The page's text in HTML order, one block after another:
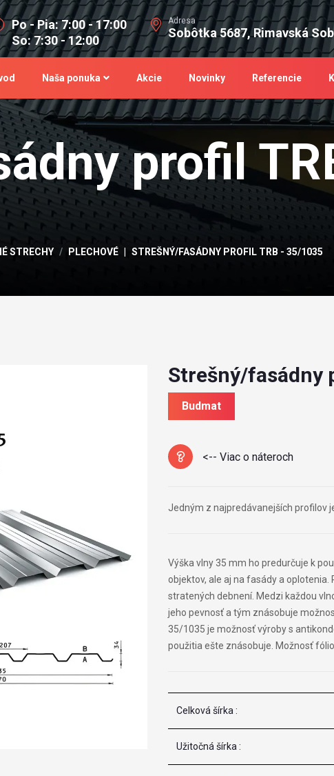
Po - Pia: 7:00 - 17:00
So: 7:30 - 12:00
Adresa
Sobôtka 5687, Rimavská
Naša ponuka Akcie Novinky Referencie
profil
STRECHY PLECHOVÉ STREŠNÝ/FASÁDNY PROFIL TRB - 35/1035
Strešný/fasádny
Budmat
<-- Viac o náteroch
Jedným z najpredávanejších profilov
Výška vlny 35 mm ho predurčuje k
objektov, ale aj na fasády a oplotenia.
stratených debnení. Medzi každou
jeho pevnosť a tým znásobuje
35/1035 je možnosť výroby s
použitia ešte znásobuje. Možnosť
Celková šírka :
Užitočná šírka :